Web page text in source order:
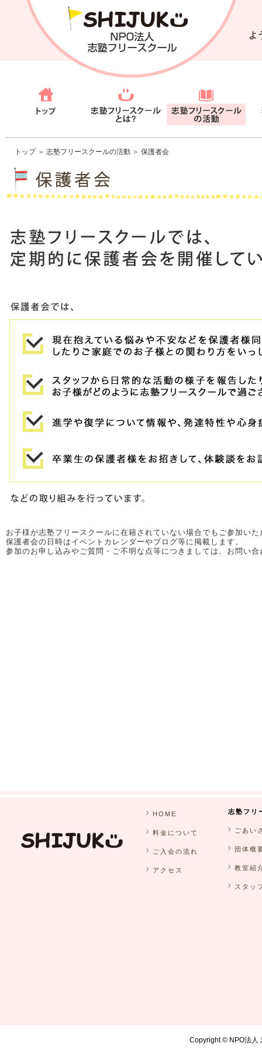
よ
トップ＞ 志塾フリースクールの活動 ＞ 保護者会
お子様が志塾フリースクールに在籍されていない場合でもご参加いた
保護者会の日時はイベントカレンダーやブログ等に掲載します。
参加のお申し込みやご質問・ご不明な点等につきましては、お問い
HOME
料金について
ご入会の流れ
アクセス
志塾フリ
ごあい
団体概
教室紹
スタッ
Copyright © NPO法人